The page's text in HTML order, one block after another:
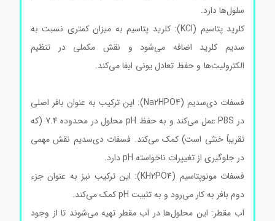
سلول‌ها دارد.
کلرید پتاسیم (KCl): کلرید پتاسیم به میزان کمتری نسبت به
سدیم کلرید اضافه می‌شود و نقش مکملی در تنظیم
الکترولیت‌ها و حفظ تعادل یونی ایفا می‌کند.سالین بافر فسفات
فسفات دی‌سدیم (Na2HPO4): این ترکیب به عنوان بافر اصلی
در PBS عمل می‌کند و به حفظ pH محلول در محدوده 7.4 (که
تقریباً خنثی است) کمک می‌کند. فسفات دی‌سدیم نقش مهمی
در جلوگیری از تغییرات ناخواسته pH دارد.
فسفات مونوپتاسیم (KH2PO4): این ترکیب نیز به عنوان جزء
دوم بافر به کار می‌رود و به تثبیت pH کمک می‌کند.
آب مقطر: این محلول‌ها در آب مقطر تهیه می‌شوند تا از وجود